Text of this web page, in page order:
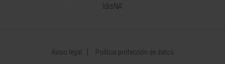
IdisNA
Aviso legal Política protección de datos